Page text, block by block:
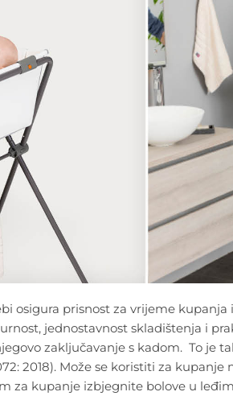
osigura prisnost za vrijeme
jednostavnost skladištenja i
zaključavanje s kadom. To je
2018). Može se koristiti za kupanje
za kupanje izbjegnite bolove u